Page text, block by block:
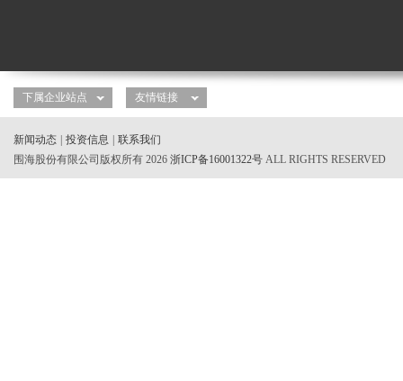
新闻动态 投资信息
联系我们
围海股份有限公司版权所有 2026 浙ICP备16001322号 ALL RIGHTS RESERVED